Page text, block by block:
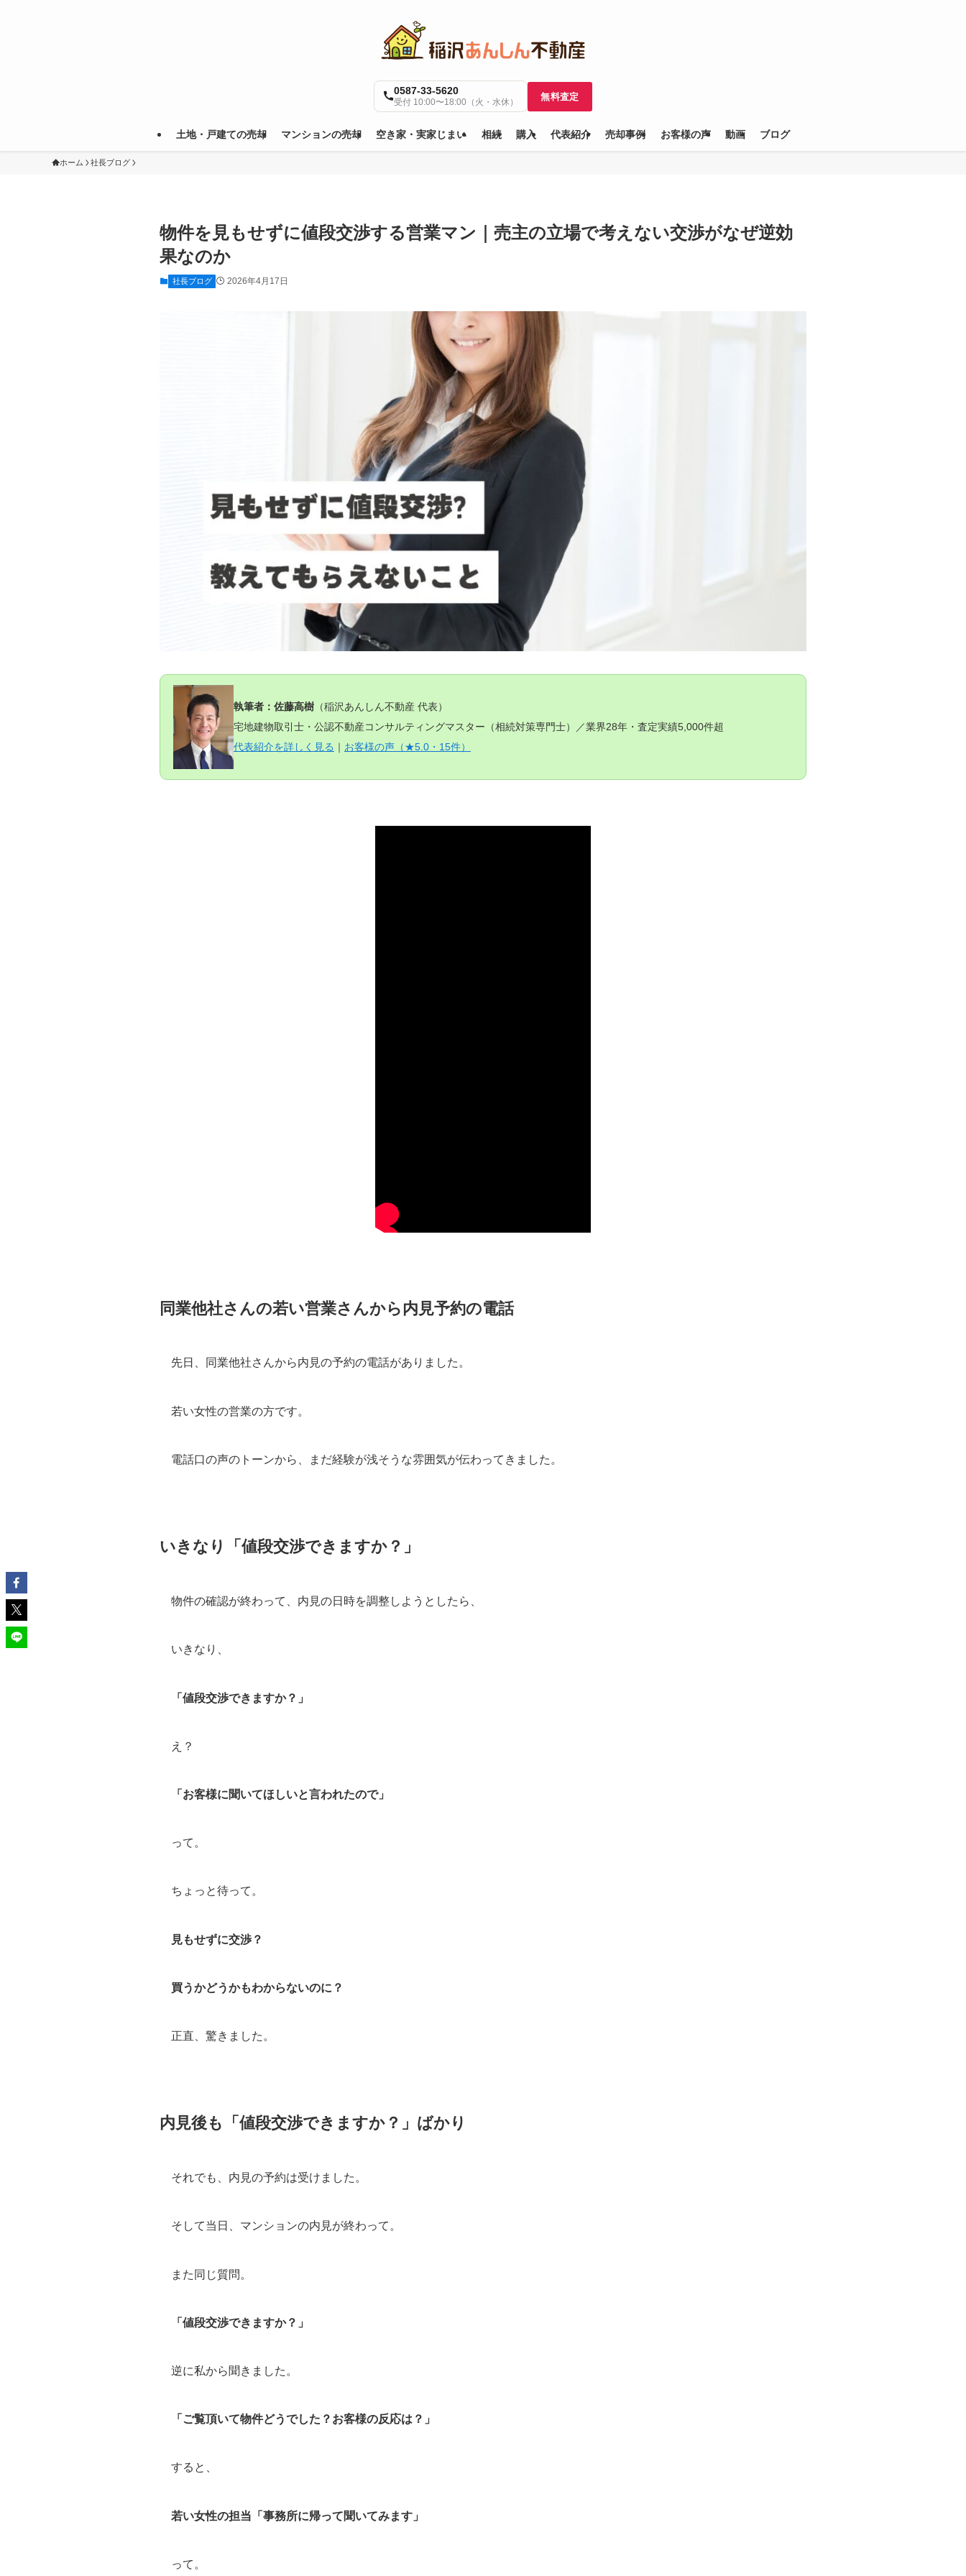
土地・戸建ての売却 マンションの売却 空き家・実家じまい 相続 購入 代表紹介 売却事例 お客様の声 動画 ブログ
0587-33-5620
受付 10:00〜18:00（火・水休）
無料査定
ホーム 社長ブログ
物件を見もせずに値段交渉する営業マン｜売主の立場で考えない交渉がなぜ逆効
果なのか
社長ブログ 2026年4月17日
執筆者：佐藤高樹 （稲沢あんしん不動産 代表）
宅地建物取引士・公認不動産コンサルティングマスター（相続対策専門士）／業界28年・査定実績5,000件超
代表紹介を詳しく見る ｜ お客様の声（★5.0・15件）
同業他社さんの若い営業さんから内見予約の電話
先日、同業他社さんから内見の予約の電話がありました。
若い女性の営業の方です。
電話口の声のトーンから、まだ経験が浅そうな雰囲気が伝わってきました。
いきなり「値段交渉できますか？」
物件の確認が終わって、内見の日時を調整しようとしたら、
いきなり、
「値段交渉できますか？」
え？
「お客様に聞いてほしいと言われたので」
って。
ちょっと待って。
見もせずに交渉？
買うかどうかもわからないのに？
正直、驚きました。
内見後も「値段交渉できますか？」ばかり
それでも、内見の予約は受けました。
そして当日、マンションの内見が終わって。
また同じ質問。
「値段交渉できますか？」
逆に私から聞きました。
「ご覧頂いて物件どうでした？お客様の反応は？」
すると、
若い女性の担当「事務所に帰って聞いてみます」
って。